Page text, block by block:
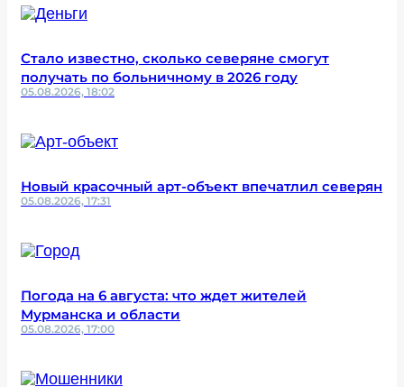
Стало известно, сколько северяне смогут
получать по больничному в 2026 году
05.08.2026, 18:02
Новый красочный арт-объект впечатлил северян
05.08.2026, 17:31
Погода на 6 августа: что ждет жителей
Мурманска и области
05.08.2026, 17:00